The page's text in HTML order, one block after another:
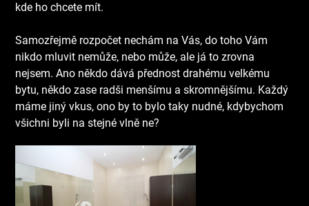
kde ho chcete mít.
Samozřejmě rozpočet nechám na Vás, do toho Vám
nikdo mluvit nemůže, nebo může, ale já to zrovna
nejsem. Ano někdo dává přednost drahému velkému
bytu, někdo zase radši menšímu a skromnějšímu. Každý
máme jiný vkus, ono by to bylo taky nudné, kdybychom
všichni byli na stejné vlně ne?